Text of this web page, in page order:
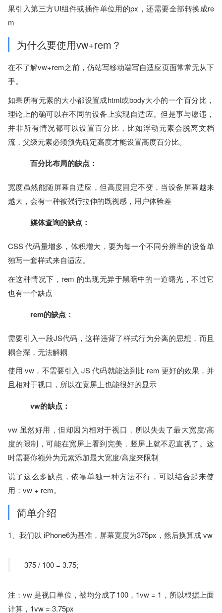
果引入第三方UI组件或插件单位用的px，还需要全部转换成re
m
为什么要使用vw+rem？
在不了解vw+rem之前，仿站写移动端写自适应页面常常无从下
手。
如果所有元素的大小都设置成html或body大小的一个百分比，
理论上的确可以在不同的设备上实现自适应。但是事与愿违，
并非所有情况都可以设置百分比，比如浮动元素会脱离文档
流，父级元素必须预先确定高度才能设置高度百分比。
百分比布局的缺点：
宽度虽然能随屏幕自适应，但高度固定不变，当设备屏幕越来
越大，会有一种被强行拉伸的既视感，用户体验差
媒体查询的缺点：
CSS 代码量增多，体积增大，要为每一个不同分辨率的设备单
独写一套样式来自适应。
在这种情况下，rem 的出现无异于黑暗中的一道曙光，不过它
也有一个缺点
rem的缺点：
需要引入一段JS代码，这样违背了样式行为分离的思想，而且
耦合深，无法解耦
使用 vw，不需要引入 JS 代码就能达到比 rem 更好的效果，并
且相对于视口，所以在宽屏上也能很好的显示
vw的缺点：
vw 虽然好用，但却因为相对于视口，所以失去了最大宽度/高
度的限制，可能在宽屏上看到完美，竖屏上就不忍直视了。这
时需要你额外为元素添加最大宽度/高度来限制
说了这么多缺点，依靠单独一种方法不行，可以结合起来使
用：vw + rem。
简单介绍
1、我们以 iPhone6为基准，屏幕宽度为375px，然后换算成 vw
375 / 100 = 3.75;
注：vw 是视口单位，被均分成了100，1vw = 1，所以根据上面
计算，1vw = 3.75px